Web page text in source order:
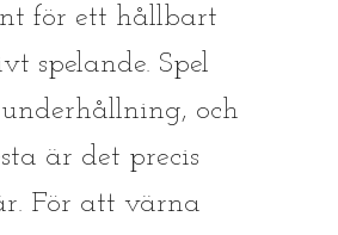
för ett hållbart
spelande. Spel
och
är det precis
För att värna